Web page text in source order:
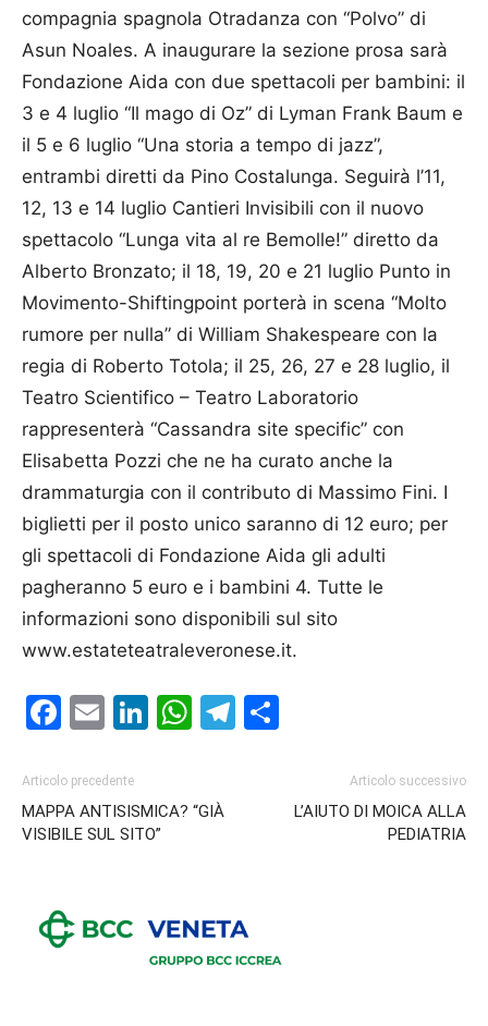
compagnia spagnola Otradan­za con “Polvo” di
Asun Noales. A inaugurare la sezione prosa sarà
Fondazione Aida con due spettacoli per bambini: il
3 e 4 luglio “Il mago di Oz” di Lyman Frank Baum e
il 5 e 6 luglio “Una storia a tempo di jazz”,
entrambi diretti da Pino Costalunga. Seguirà l’11,
12, 13 e 14 luglio Cantieri Invisibili con il nuovo
spettacolo “Lunga vita al re Bemolle!” diretto da
Alberto Bronzato; il 18, 19, 20 e 21 lu­glio Punto in
Movimento-Shiftin­gpoint porterà in scena “Molto
rumore per nulla” di William Shakespeare con la
regia di Roberto Totola; il 25, 26, 27 e 28 luglio, il
Teatro Scien­tifico – Teatro Laboratorio
rappresenterà “Cassandra site specific” con
Elisabetta Pozzi che ne ha curato anche la
drammaturgia con il contributo di Massimo Fini. I
biglietti per il posto unico saranno di 12 euro; per
gli spettacoli di Fondazione Aida gli adulti
pagheranno 5 euro e i bambini 4. Tutte le
informazioni sono disponibili sul sito
www.estateteatraleveronese.it.
Facebook
EmailLinkedIn
WhatsApp
Telegram
Articolo precedente
MAPPA ANTISISMICA? “GIÀ
VISIBILE SUL SITO”
Articolo successivo
L’AIUTO DI MOICA ALLA
PEDIATRIA